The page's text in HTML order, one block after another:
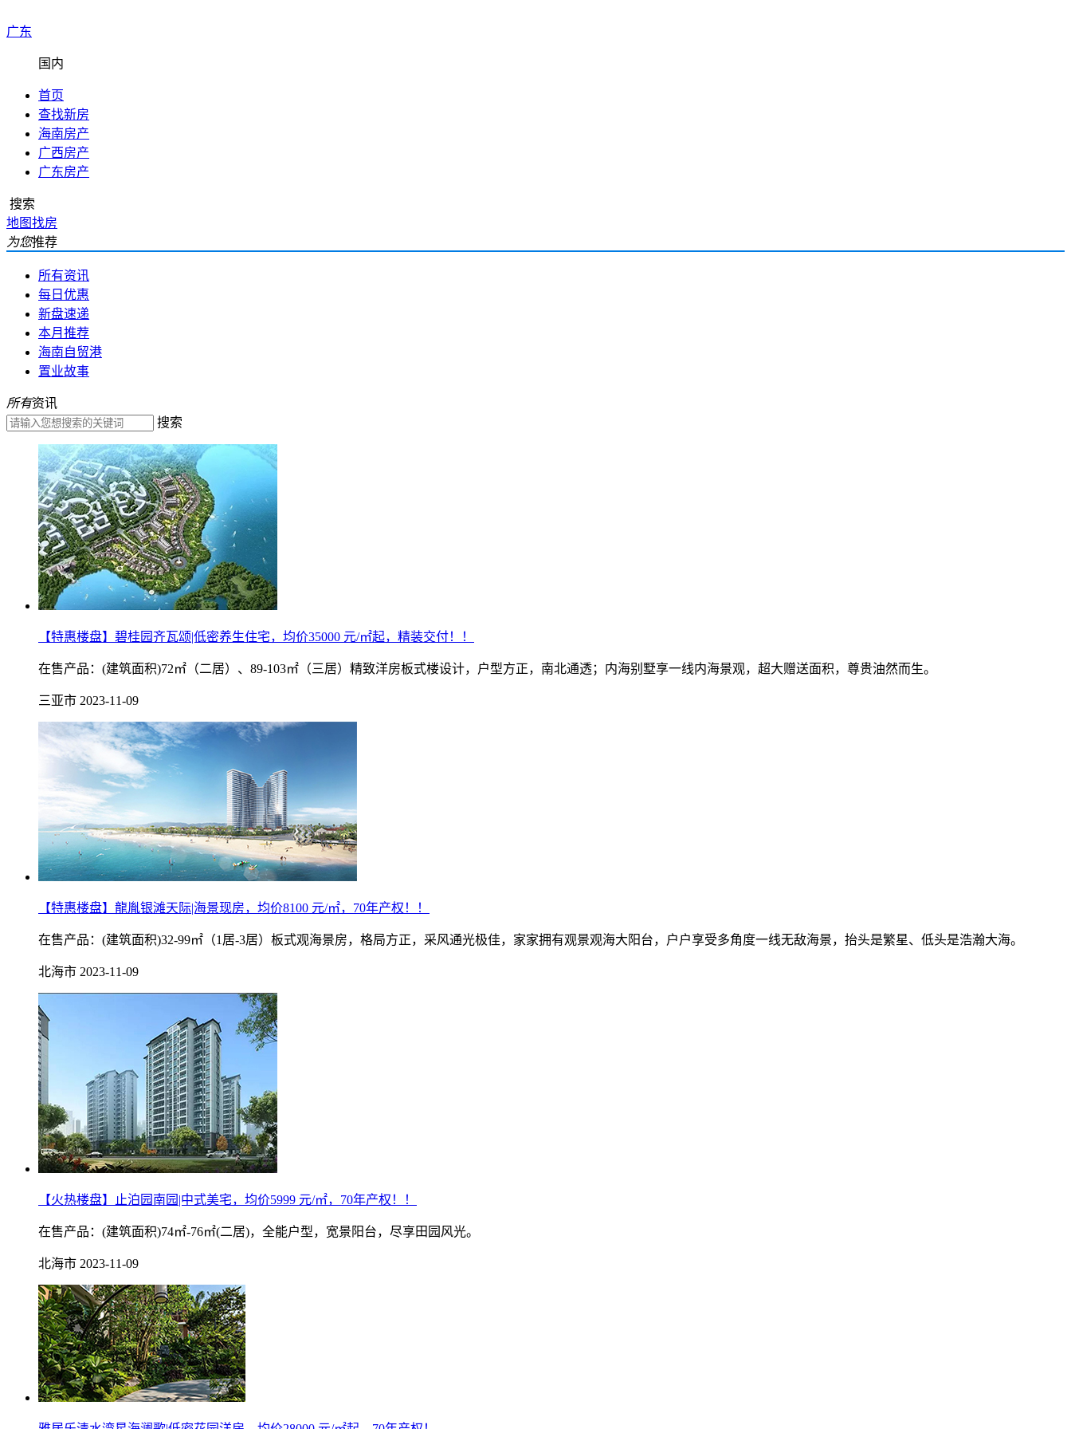
广东
国内
首页
查找新房
海南房产
广西房产
广东房产
搜索
地图找房
为您推荐
所有资讯
每日优惠
新盘速递
本月推荐
海南自贸港
置业故事
所有资讯
搜索
【特惠楼盘】碧桂园齐瓦颂|低密养生住宅，均价35000 元/㎡起，精装交付！！
在售产品：(建筑面积)72㎡（二居）、89-103㎡（三居）精致洋房板式楼设计，户型方正，南北通透；内海别墅享一线内海景观，超大赠送面积，尊贵油然而生。
三亚市 2023-11-09
【特惠楼盘】龍胤银滩天际|海景现房，均价8100 元/㎡，70年产权！！
在售产品：(建筑面积)32-99㎡（1居-3居）板式观海景房，格局方正，采风通光极佳，家家拥有观景观海大阳台，户户享受多角度一线无敌海景，抬头是繁星、低头是浩瀚大海。
北海市 2023-11-09
【火热楼盘】止泊园南园|中式美宅，均价5999 元/㎡，70年产权！！
在售产品：(建筑面积)74㎡-76㎡(二居)，全能户型，宽景阳台，尽享田园风光。
北海市 2023-11-09